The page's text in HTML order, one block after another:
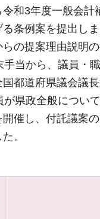
和3年度一般会
条例案を提出しま
の提案理由説明
当から、議員・
都道府県議会議
県政全般につい
催し、付託議案
。